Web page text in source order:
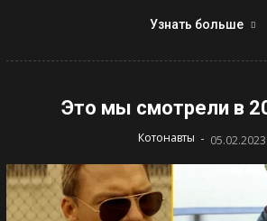
Узнать больше
Это мы смотрели в
Котонавты - 05.02.2023